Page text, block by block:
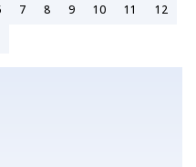
7 8 9 10 11
12